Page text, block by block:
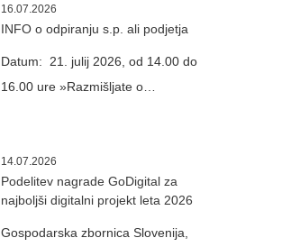
16.07.2026
INFO o odpiranju s.p. ali podjetja
Datum: 21. julij 2026, od 14.00 do
16.00 ure »Razmišljate o…
14.07.2026
Podelitev nagrade GoDigital za
najboljši digitalni projekt leta 2026
Gospodarska zbornica Slovenija,